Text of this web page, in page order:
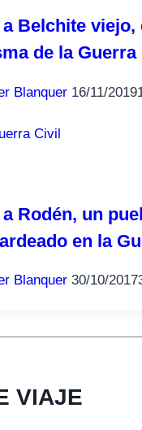
Belchite viejo,
de la Guerra
Blanquer 16/11/2019
Rodén, un
en la
Blanquer 30/10/2017
VIAJE